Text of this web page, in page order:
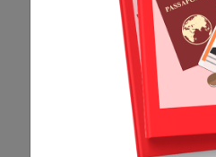
mala de roupas de frio.
aproveitar melhor os
coisas necessárias.
8. Pesquise
a Austrália por
agência de